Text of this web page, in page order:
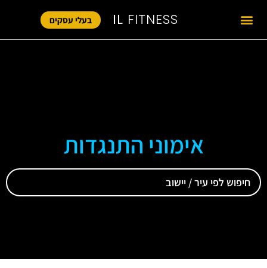
IL FITNESS בעלי עסקים
אימוני התנגדות